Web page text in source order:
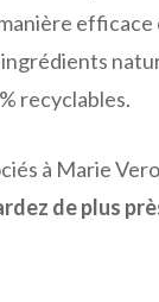
efficace
recyclables.
à Marie
de plus